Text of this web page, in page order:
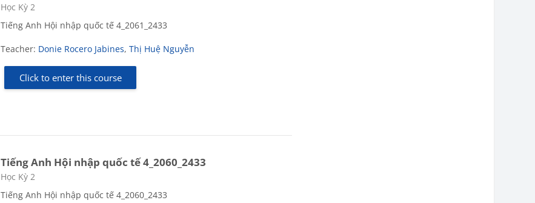
Course category
Học Kỳ 2
Tiếng Anh Hội nhập quốc tế 4_2061_2433
Teacher: Donie Rocero Jabines,Thị Huệ Nguyễn
Click to enter this course
Tiếng Anh Hội nhập quốc tế 4_2060_2433
Course category
Học Kỳ 2
Tiếng Anh Hội nhập quốc tế 4_2060_2433